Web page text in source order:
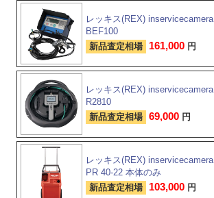
レッキス(REX) inservicecamera
BEF100
新品査定相場 161,000 円
レッキス(REX) inservicecamera
R2810
新品査定相場 69,000 円
レッキス(REX) inservicecamera
PR 40-22 本体のみ
新品査定相場 103,000 円